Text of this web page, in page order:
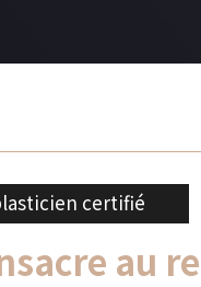
certifié
au